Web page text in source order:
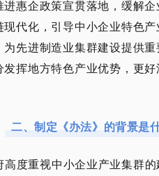
惠企政策宣贯落地，缓解
代化，引导中小企业特色
先进制造业集群建设提供
挥地方特色产业优势，更
二、制定《办法》的背景是
度重视中小企业产业集群